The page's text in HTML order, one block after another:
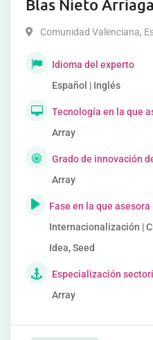
Blas Nieto Arriaga
Comunidad Valenciana,
Idioma del experto
Español | Inglés
Tecnología en la que
Array
Grado de innovación
Array
Fase en la que asesora
Internacionalización |
Idea, Seed
Especialización
Array